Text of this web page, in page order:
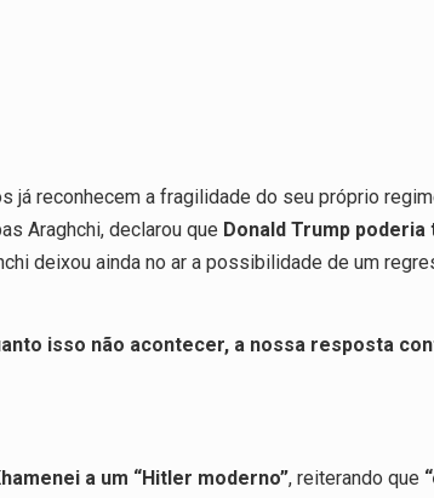
já reconhecem a fragilidade do seu próprio
Araghchi, declarou que Donald Trump poderia
deixou ainda no ar a possibilidade de um
isso não acontecer, a nossa resposta
a um “Hitler moderno”, reiterando que